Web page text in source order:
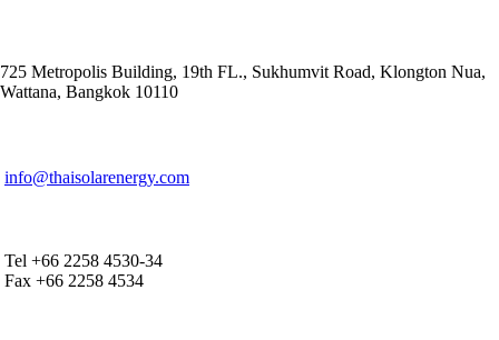
725 Metropolis Building, 19th FL., Sukhumvit Road, Klongton Nua,
Wattana, Bangkok 10110
info@thaisolarenergy.com
Tel +66 2258 4530-34
Fax +66 2258 4534